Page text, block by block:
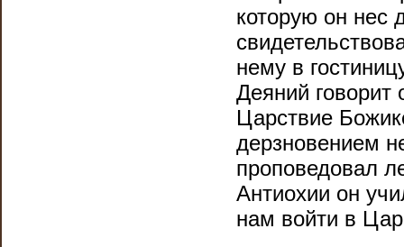
которую он нес
нему в
Деяний
Царствие
дерзновением
проповедовал
Антиохии он
нам войти в